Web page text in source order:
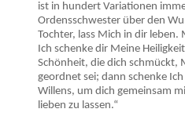
ist in hundert Variationen
Ordensschwester über den
Tochter, lass Mich in dir
Ich schenke dir Meine
Schönheit, die dich schmückt,
geordnet sei; dann schenke
Willens, um dich gemeinsam
lieben zu lassen.“